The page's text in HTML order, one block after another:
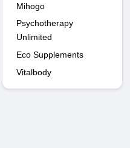
Mihogo
Psychotherapy
Unlimited
Eco Supplements
Vitalbody